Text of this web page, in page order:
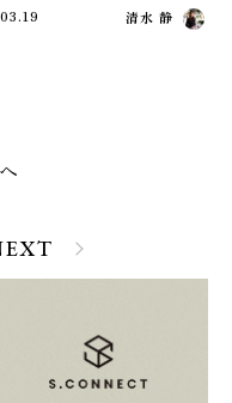
清水 静